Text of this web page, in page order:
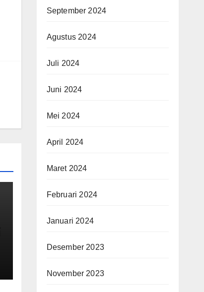
September 2024
Agustus 2024
Juli 2024
Juni 2024
Mei 2024
April 2024
Maret 2024
Februari 2024
Januari 2024
Desember 2023
November 2023